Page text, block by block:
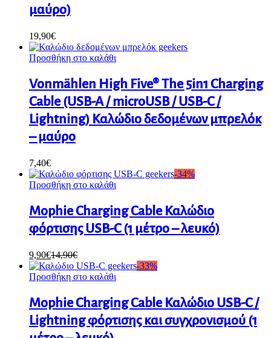
μαύρο)
19,90€
Προσθήκη στο καλάθι
Vonmählen High Five® The 5in1 Charging
Cable (USB-A / microUSB / USB-C /
Lightning) Καλώδιο δεδομένων μπρελόκ
– μαύρο
7,40€
-34%
Προσθήκη στο καλάθι
Mophie Charging Cable Καλώδιο
φόρτισης USB-C (1 μέτρο – λευκό)
9,90€14,90€
-33%
Προσθήκη στο καλάθι
Mophie Charging Cable Καλώδιο USB-C /
Lightning φόρτισης και συγχρονισμού (1